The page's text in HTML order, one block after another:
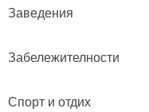
Заведения
Забележителности
Спорт и отдих